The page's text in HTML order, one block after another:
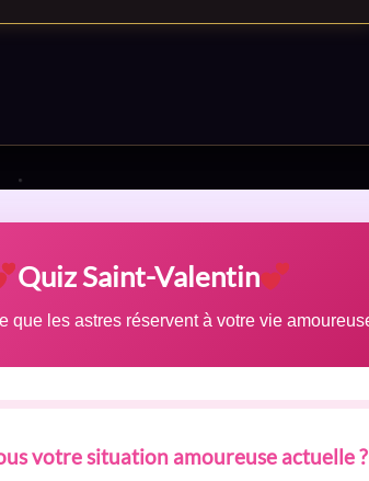
Quiz Saint-Valentin
que les astres réservent à votre vie
votre situation amoureuse actuelle ?